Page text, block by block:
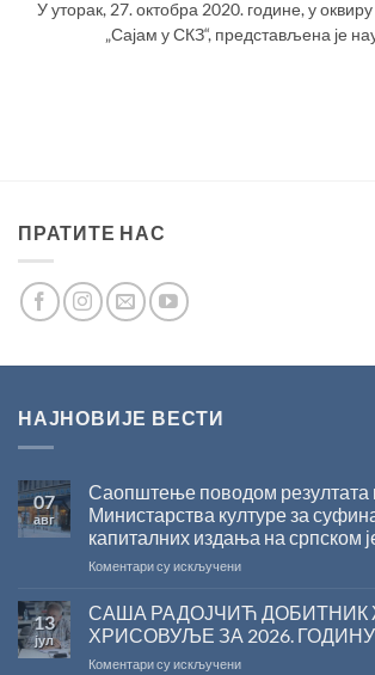
У уторак, 27. октобра 2020. године, у
„Сајам у СКЗ“, представљена је
ПРАТИТЕ НАС
НАЈНОВИЈЕ ВЕСТИ
07
авг
Саопштење поводом резултата
Министарства културе за
капиталних издања на српском
Коментари су искљученина
поводом
резултата
конкурса
Министарства
13
јул
САША РАДОЈЧИЋ ДОБИТНИК
ХРИСОВУЉЕ ЗА 2026. ГОДИНУ
Коментари су искљученина